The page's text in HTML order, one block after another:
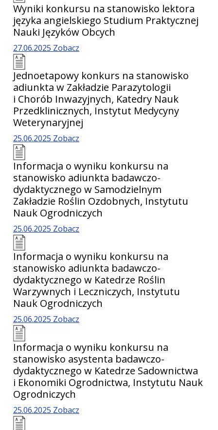
Wyniki konkursu na stanowisko lektora
języka angielskiego Studium Praktycznej
Nauki Języków Obcych
27.06.2025 Zobacz
Jednoetapowy konkurs na stanowisko
adiunkta w Zakładzie Parazytologii
i Chorób Inwazyjnych, Katedry Nauk
Przedklinicznych, Instytut Medycyny
Weterynaryjnej
25.06.2025 Zobacz
Informacja o wyniku konkursu na
stanowisko adiunkta badawczo-
dydaktycznego w Samodzielnym
Zakładzie Roślin Ozdobnych, Instytutu
Nauk Ogrodniczych
25.06.2025 Zobacz
Informacja o wyniku konkursu na
stanowisko adiunkta badawczo-
dydaktycznego w Katedrze Roślin
Warzywnych i Leczniczych, Instytutu
Nauk Ogrodniczych
25.06.2025 Zobacz
Informacja o wyniku konkursu na
stanowisko asystenta badawczo-
dydaktycznego w Katedrze Sadownictwa
i Ekonomiki Ogrodnictwa, Instytutu Nauk
Ogrodniczych
25.06.2025 Zobacz